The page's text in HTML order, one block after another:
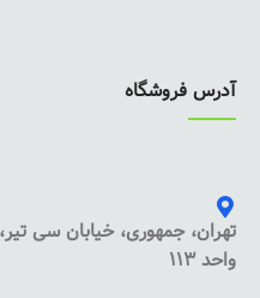
آدرس فروشگاه
تهران، جمهوری، خیابان سی
واحد 113